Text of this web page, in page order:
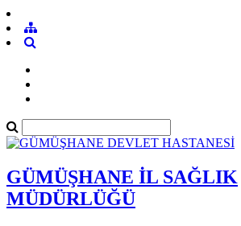
GÜMÜŞHANE İL SAĞLIK
MÜDÜRLÜĞÜ